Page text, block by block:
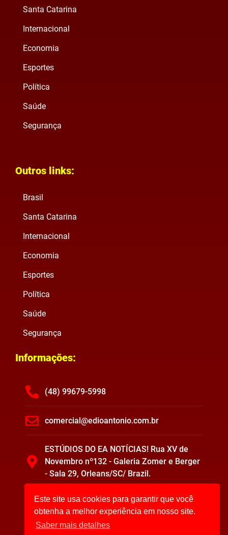
Santa Catarina
Internacional
Economia
Esportes
Política
Saúde
Segurança
Outros links:
Brasil
Santa Catarina
Internacional
Economia
Esportes
Política
Saúde
Segurança
Informações:
(48) 99679-5998
comercial@edioantonio.com.br
ESTÚDIOS DO EA NOTÍCIAS! Rua XV de
Novembro nº132 - Galeria Zomer e Berger
- Sala 29, Orleans/SC/ Brazil.
Este site usa cookies para garantir que você
obtenha a melhor experiência em nosso site.
Saber mais detalhes